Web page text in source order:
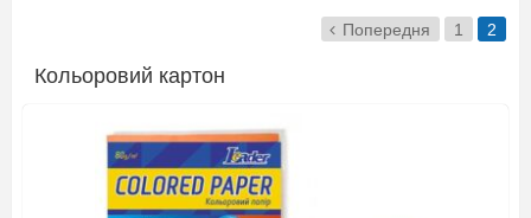
Попередня 1 2
Кольоровий картон